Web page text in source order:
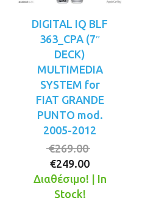
DIGITAL IQ BLF
363_CPA (7″
DECK)
MULTIMEDIA
SYSTEM for
FIAT GRANDE
PUNTO mod.
2005-2012
€269.00
was:
€249.00
τρέχουσα
Διαθέσιμο! | In
Stock!